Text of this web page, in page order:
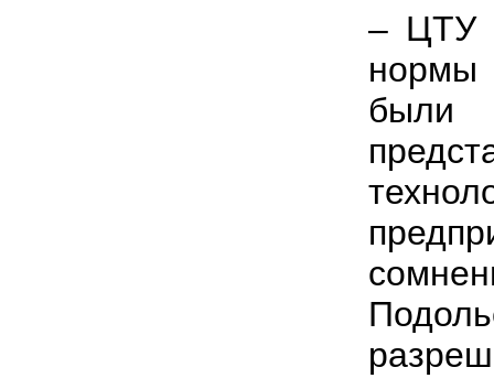
– ЦТУ
нормы
были